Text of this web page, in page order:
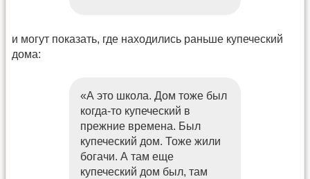
и могут показать, где находились раньше купеческий
дома:
«А это школа. Дом тоже был
когда-то купеческий в
прежние времена. Был
купеческий дом. Тоже жили
богачи. А там еще
купеческий дом был, там